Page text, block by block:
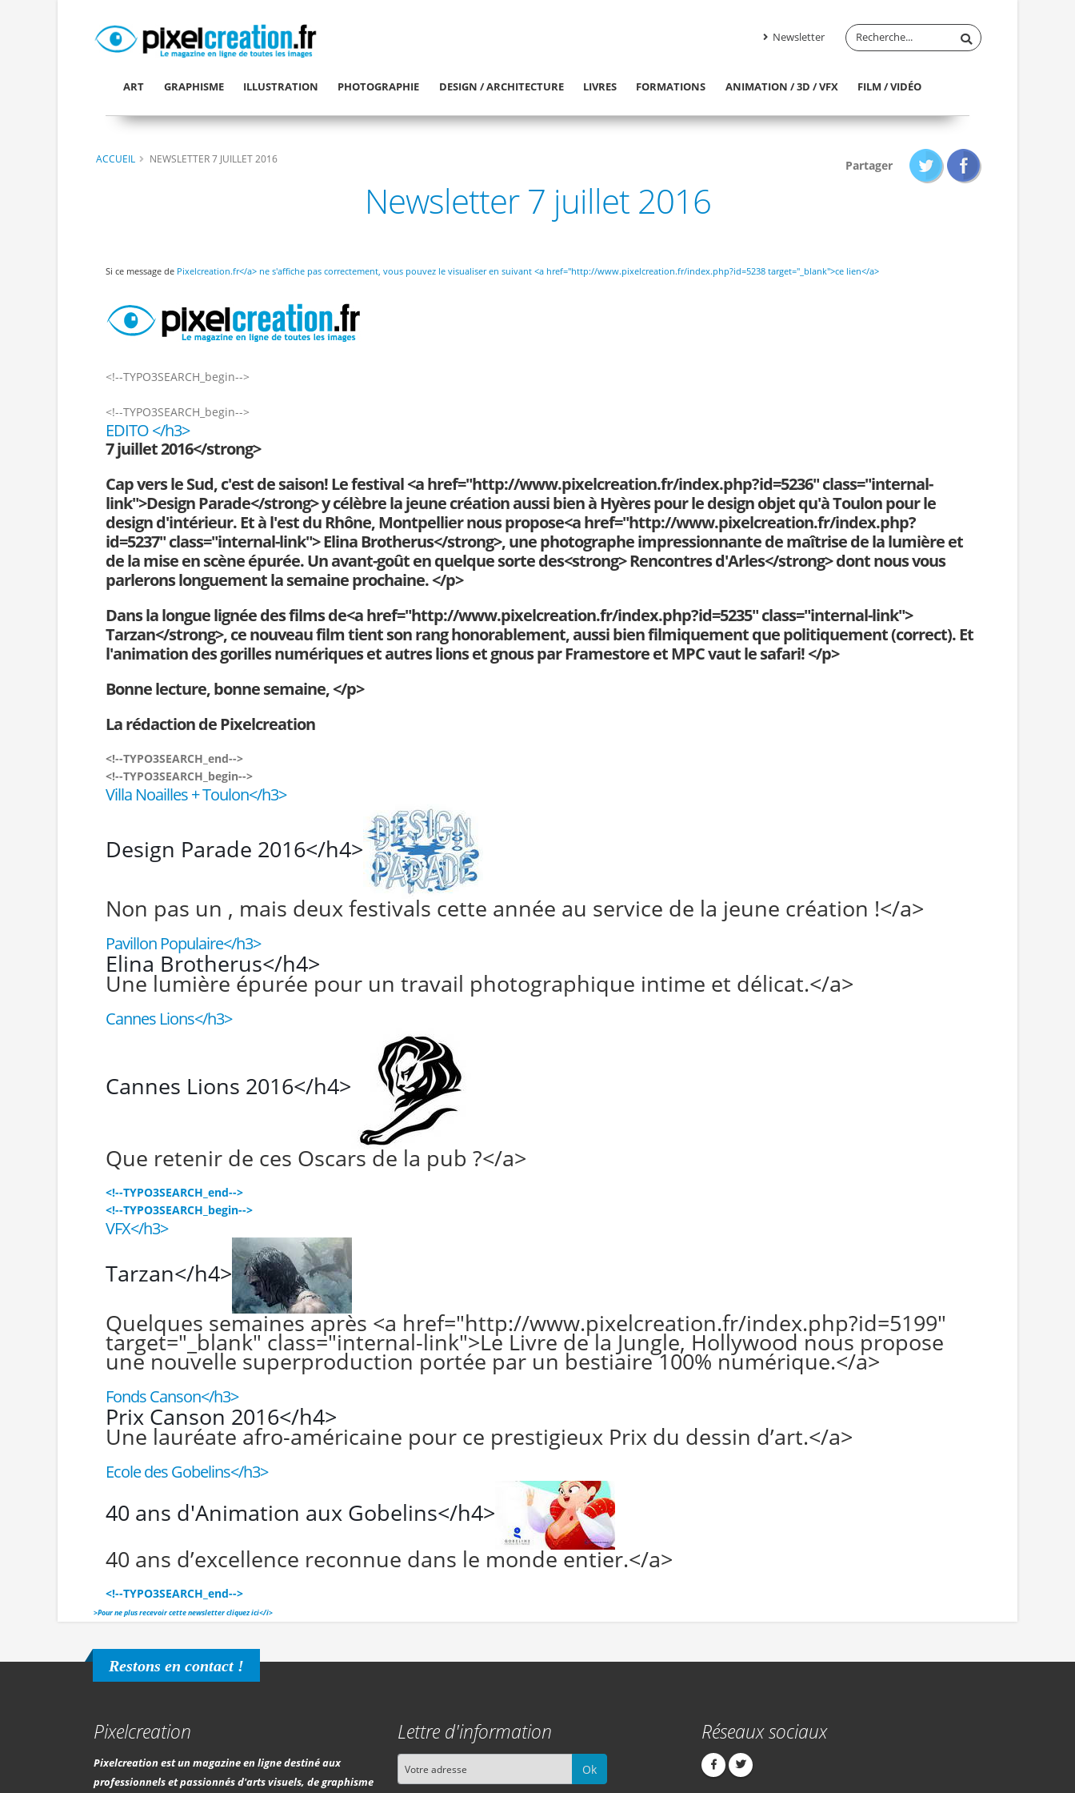
Newsletter
ART GRAPHISME ILLUSTRATION PHOTOGRAPHIE DESIGN / ARCHITECTURE LIVRES FORMATIONS ANIMATION / 3D / VFX FILM / VIDÉO
ACCUEIL NEWSLETTER 7 JUILLET 2016 Partager
Newsletter 7 juillet 2016
Si ce message de Pixelcreation.fr</a> ne s'affiche pas correctement, vous pouvez le visualiser en suivant <a href="http://www.pixelcreation.fr/index.php?id=5238 target="_blank">ce lien</a>
<!--TYPO3SEARCH_begin-->
<!--TYPO3SEARCH_begin-->
EDITO </h3>
7 juillet 2016</strong>
Cap vers le Sud, c'est de saison! Le festival <a href="http://www.pixelcreation.fr/index.php?id=5236" class="internal-
link">Design Parade</strong> y célèbre la jeune création aussi bien à Hyères pour le design objet qu'à Toulon pour le
design d'intérieur. Et à l'est du Rhône, Montpellier nous propose<a href="http://www.pixelcreation.fr/index.php?
id=5237" class="internal-link">Elina Brotherus</strong>, une photographe impressionnante de maîtrise de la lumière et
de la mise en scène épurée. Un avant-goût en quelque sorte des<strong> Rencontres d'Arles</strong> dont nous vous
parlerons longuement la semaine prochaine. </p>
Dans la longue lignée des films de<a href="http://www.pixelcreation.fr/index.php?id=5235" class="internal-link">
Tarzan</strong>, ce nouveau film tient son rang honorablement, aussi bien filmiquement que politiquement (correct). Et
l'animation des gorilles numériques et autres lions et gnous par Framestore et MPC vaut le safari! </p>
Bonne lecture, bonne semaine, </p>
La rédaction de Pixelcreation
<!--TYPO3SEARCH_end-->
<!--TYPO3SEARCH_begin-->
Villa Noailles + Toulon</h3>
Design Parade 2016</h4>
Non pas un , mais deux festivals cette année au service de la jeune création !</a>
Pavillon Populaire</h3>
Elina Brotherus</h4>
Une lumière épurée pour un travail photographique intime et délicat.</a>
Cannes Lions</h3>
Cannes Lions 2016</h4>
Que retenir de ces Oscars de la pub ?</a>
<!--TYPO3SEARCH_end-->
<!--TYPO3SEARCH_begin-->
VFX</h3>
Tarzan</h4>
Quelques semaines après <a href="http://www.pixelcreation.fr/index.php?id=5199"
target="_blank" class="internal-link">Le Livre de la Jungle, Hollywood nous propose
une nouvelle superproduction portée par un bestiaire 100% numérique.</a>
Fonds Canson</h3>
Prix Canson 2016</h4>
Une lauréate afro-américaine pour ce prestigieux Prix du dessin d’art.</a>
Ecole des Gobelins</h3>
40 ans d'Animation aux Gobelins</h4>
40 ans d’excellence reconnue dans le monde entier.</a>
<!--TYPO3SEARCH_end-->
>Pour ne plus recevoir cette newsletter cliquez ici</i>
Restons en contact !
Pixelcreation
Pixelcreation est un magazine en ligne destiné aux
professionnels et passionnés d'arts visuels, de graphisme
Lettre d'information
Ok
Réseaux sociaux